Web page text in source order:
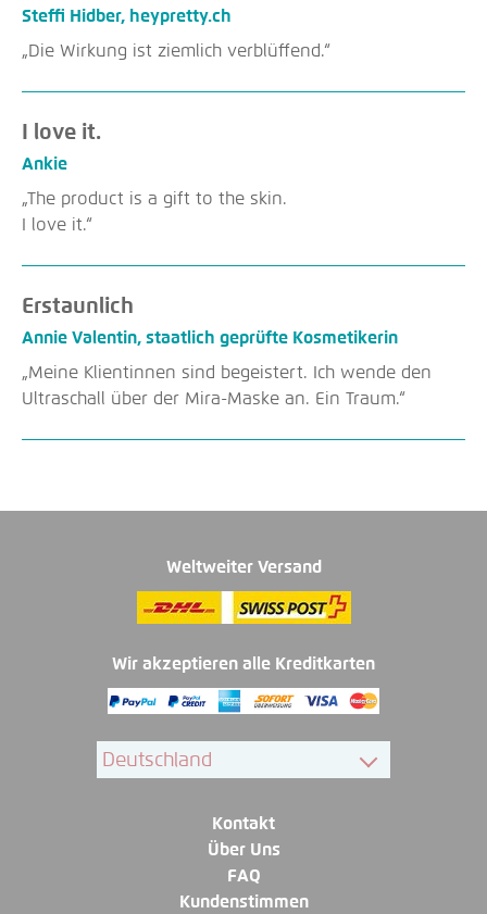
Steffi Hidber, heypretty.ch
„Die Wirkung ist ziemlich verblüffend.“
I love it.
Ankie
„The product is a gift to the skin.
I love it.“
Erstaunlich
Annie Valentin, staatlich geprüfte Kosmetikerin
„Meine Klientinnen sind begeistert. Ich wende den
Ultraschall über der Mira-Maske an. Ein Traum.“
Weltweiter Versand
Wir akzeptieren alle Kreditkarten
Kontakt
Über Uns
FAQ
Kundenstimmen